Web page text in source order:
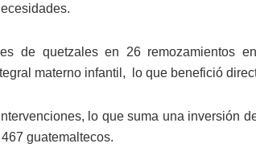
de quetzales en 26 remozamientos
materno infantil, lo que benefició
lo que suma una inversión
guatemaltecos.